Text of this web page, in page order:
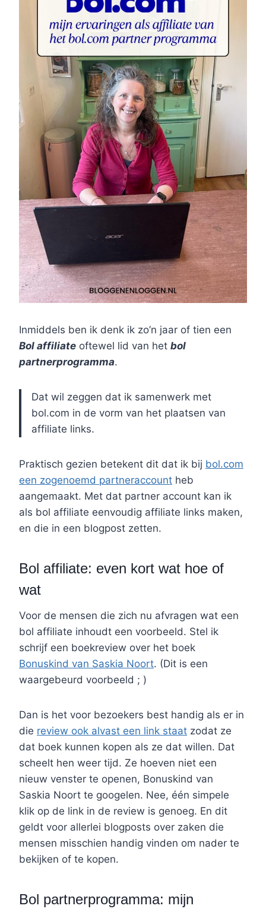
Inmiddels ben ik denk ik zo’n jaar of tien een
Bol affiliate oftewel lid van het bol
partnerprogramma.
Dat wil zeggen dat ik samenwerk met
bol.com in de vorm van het plaatsen van
affiliate links.
Praktisch gezien betekent dit dat ik bij bol.com
een zogenoemd partneraccount heb
aangemaakt. Met dat partner account kan ik
als bol affiliate eenvoudig affiliate links maken,
en die in een blogpost zetten.
Bol affiliate: even kort wat hoe of
wat
Voor de mensen die zich nu afvragen wat een
bol affiliate inhoudt een voorbeeld. Stel ik
schrijf een boekreview over het boek
Bonuskind van Saskia Noort. (Dit is een
waargebeurd voorbeeld ; )
Dan is het voor bezoekers best handig als er in
die review ook alvast een link staat zodat ze
dat boek kunnen kopen als ze dat willen. Dat
scheelt hen weer tijd. Ze hoeven niet een
nieuw venster te openen, Bonuskind van
Saskia Noort te googelen. Nee, één simpele
klik op de link in de review is genoeg. En dit
geldt voor allerlei blogposts over zaken die
mensen misschien handig vinden om nader te
bekijken of te kopen.
Bol partnerprogramma: mijn